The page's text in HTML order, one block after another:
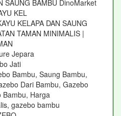
SAUNG BAMBU DinoMarket
KEL
KELAPA DAN SAUNG
TAMAN MINIMALIS |
Jepara
Jati
Bambu, Saung Bambu,
Dari Bambu, Gazebo
Bambu, Harga
gazebo bambu